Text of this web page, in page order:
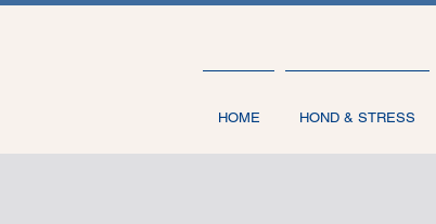
HOME HOND & STRESS